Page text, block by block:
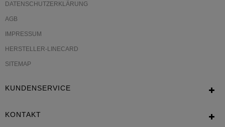
DATENSCHUTZERKLÄRUNG
AGB
IMPRESSUM
HERSTELLER-LINECARD
SITEMAP
KUNDENSERVICE
KONTAKT